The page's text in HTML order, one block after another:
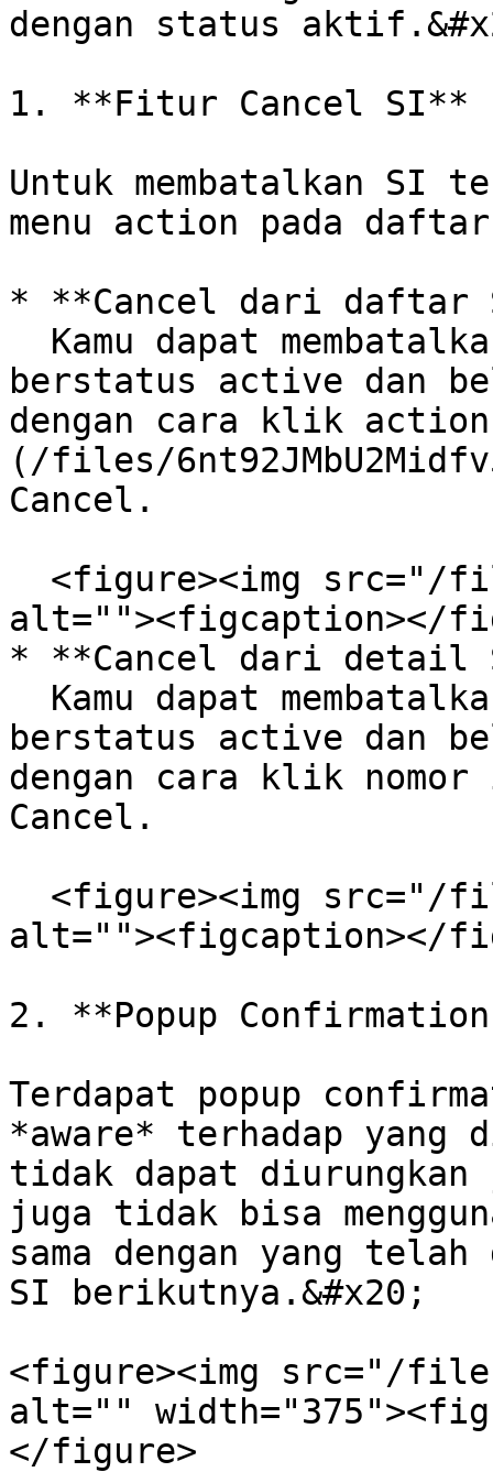
dengan status
1. **Fitur Cancel SI**
Untuk membatalkan SI
menu action pada
* **Cancel dari daftar
berstatus active dan
dengan cara klik
(/files/
Cancel.
alt=""><figcaption></
* **Cancel dari detail
berstatus active dan
dengan cara klik
Cancel.
alt=""><figcaption></
2. **Popup
Terdapat popup
*aware* terhadap yang
tidak dapat
juga tidak bisa
sama dengan yang
SI berikutnya.&#x20;
<figure><img src="/files/
alt=""
</figure>